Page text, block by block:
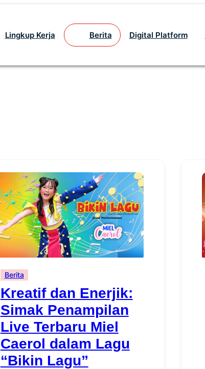
Lingkup Kerja Berita Digital Platform
Berita
Kreatif dan Enerjik:
Simak Penampilan
Live Terbaru Miel
Caerol dalam Lagu
“Bikin Lagu”